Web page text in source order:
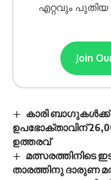
എറ്റവും
Join
കാരി ബാഗുകൾക്ക്
ഉപഭോക്താവിന്
ഉത്തരവ്
മത്സരത്തിനിടെ
താരത്തിനു ദാരുണ